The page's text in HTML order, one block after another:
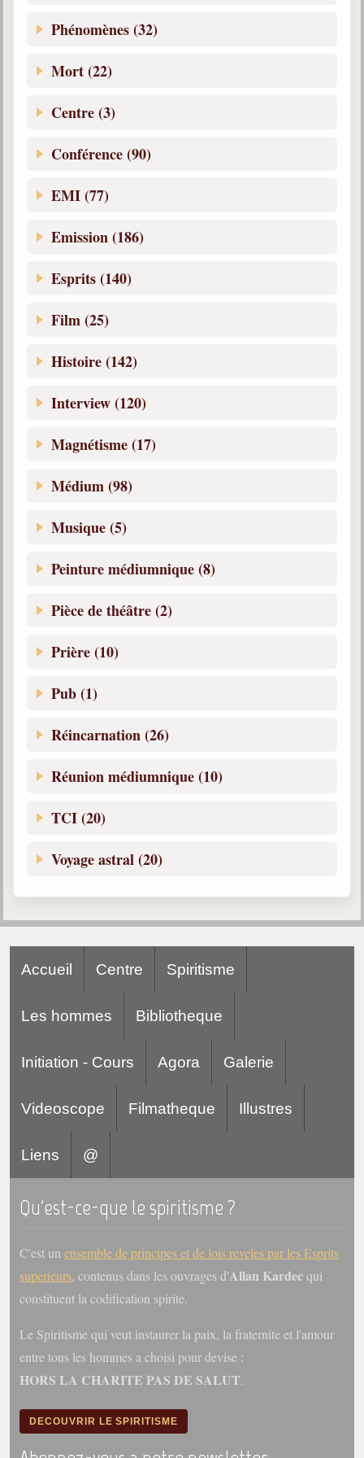
Fédérations spirites
Médias spirites
Phénomènes (32)
Mort (22)
Centre (3)
Conférence (90)
EMI (77)
Emission (186)
Esprits (140)
Film (25)
Histoire (142)
Interview (120)
Magnétisme (17)
Médium (98)
Musique (5)
Peinture médiumnique (8)
Pièce de théâtre (2)
Prière (10)
Pub (1)
Réincarnation (26)
Réunion médiumnique (10)
TCI (20)
Voyage astral (20)
Accueil Centre Spiritisme
Les hommes Bibliotheque
Initiation - Cours Agora Galerie
Videoscope Filmatheque Illustres
Liens @
Qu'est-ce-que le spiritisme ?
C'est un ensemble de principes et de lois reveles par les Esprits
superieurs, contenus dans les ouvrages d'Allan Kardecqui
constituent la codification spirite.
Le Spiritisme qui veut instaurer la paix, la fraternite et l'amour
entre tous les hommes a choisi pour devise :
HORS LA CHARITE PAS DE SALUT.
DECOUVRIR LE SPIRITISME